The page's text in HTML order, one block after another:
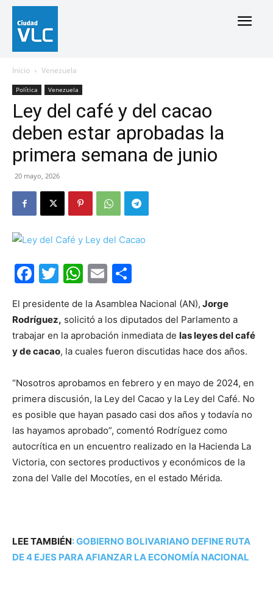
Inicio Venezuela
Política Venezuela
Ley del café y del cacao
deben estar aprobadas la
primera semana de junio
20 mayo, 2026
Facebook
Twitter
WhatsApp
Email
El presidente de la Asamblea Nacional (AN), Jorge
Rodríguez, solicitó a los diputados del Parlamento a
trabajar en la aprobación inmediata de las leyes del café
y de cacao, la cuales fueron discutidas hace dos años.
“Nosotros aprobamos en febrero y en mayo de 2024, en
primera discusión, la Ley del Cacao y la Ley del Café. No
es posible que hayan pasado casi dos años y todavía no
las hayamos aprobado”, comentó Rodríguez como
autocrítica en un encuentro realizado en la Hacienda La
Victoria, con sectores productivos y económicos de la
zona del Valle del Mocotíes, en el estado Mérida.
LEE TAMBIÉN:GOBIERNO BOLIVARIANO DEFINE RUTA
DE 4 EJES PARA AFIANZAR LA ECONOMÍA NACIONAL